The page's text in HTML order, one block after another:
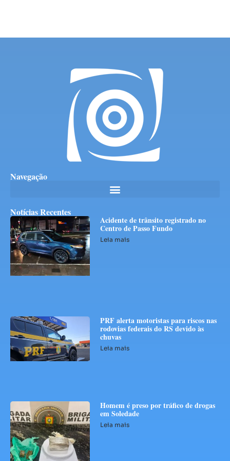
Navegação
Notícias Recentes
Acidente de trânsito registrado no
Centro de Passo Fundo
Leia mais
PRF alerta motoristas para riscos nas
rodovias federais do RS devido às
chuvas
Leia mais
Homem é preso por tráfico de drogas
em Soledade
Leia mais